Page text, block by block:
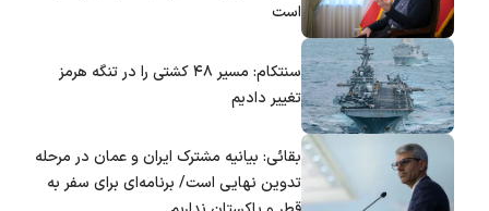
است
سنتکام: مسیر ۴۸ کشتی را در تنگه هرمز
تغییر دادیم
بقائی: بیانیه مشترک ایران و عمان در مرحله
تدوین نهایی است/ برنامه‌ای برای سفر به